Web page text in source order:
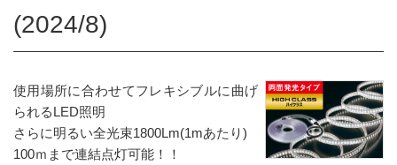
(2024/8)
使用場所に合わせてフレキシブルに曲げ
られるLED照明
さらに明るい全光束1800Lm(1mあたり)
100ｍまで連結点灯可能！！